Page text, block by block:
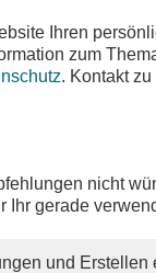
Ihren
zum
. Kontakt
nicht
Ihr gerade
und